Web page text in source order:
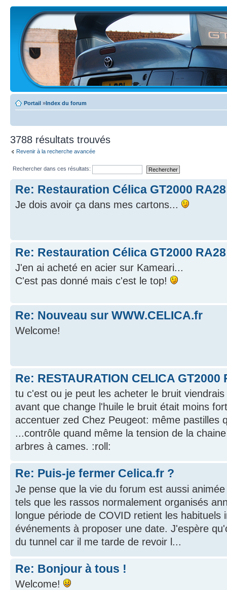
Portail »Index du forum
3788 résultats trouvés
Revenir à la recherche avancée
Rechercher dans ces résultats:
Re: Restauration Célica GT2000 RA28
Je dois avoir ça dans mes cartons...
Re: Restauration Célica GT2000 RA28
J'en ai acheté en acier sur Kameari...
C'est pas donné mais c'est le top!
Re: Nouveau sur WWW.CELICA.fr
Welcome!
Re: RESTAURATION CELICA GT2000
tu c'est ou je peut les acheter le bruit
avant que change l'huile le bruit était moins
accentuer zed Chez Peugeot: même pastilles
...contrôle quand même la tension de la
arbres à cames. :roll:
Re: Puis-je fermer Celica.fr ?
Je pense que la vie du forum est aussi
tels que les rassos normalement organisés
longue période de COVID retient les habituels
événements à proposer une date. J'espère
du tunnel car il me tarde de revoir l...
Re: Bonjour à tous !
Welcome!